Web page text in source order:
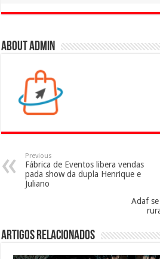
About admin
Previous
Fábrica de Eventos libera vendas
pada show da dupla Henrique e
Juliano
Adaf
Artigos Relacionados